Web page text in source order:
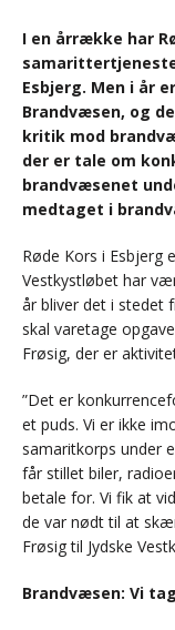
I en årrække har
Esbjerg. Men i år
Brandvæsen, og
kritik mod
der er tale om
brandvæsenet
medtaget i
Røde Kors i Esbjerg
Vestkystløbet har
år bliver det i stedet
skal varetage
Frøsig, der er
”Det er
et puds. Vi er ikke
samaritkorps under
får stillet biler,
betale for. Vi fik at
de var nødt til at
Frøsig til Jydske
Brandvæsen: Vi